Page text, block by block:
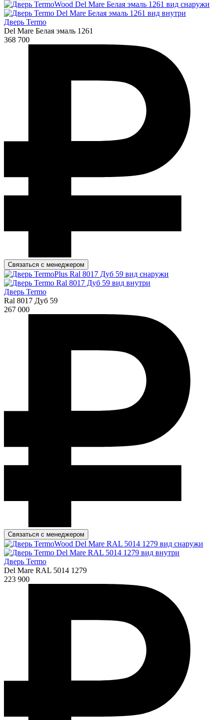
Дверь Termo
Del Mare Белая эмаль 1261
368 700
Связаться с менеджером
Дверь Termo
Ral 8017 Дуб 59
267 000
Связаться с менеджером
Дверь Termo
Del Mare RAL 5014 1279
223 900